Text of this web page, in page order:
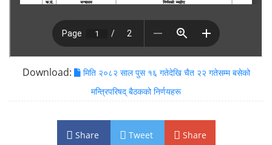
Download:
मिति २०८२ साल पुस १६ गतेदेखि चैत २२ गतेसम्म बसेको
मन्त्रिपरिषद् बैठकको निर्णयहरू
Share Tweet Share